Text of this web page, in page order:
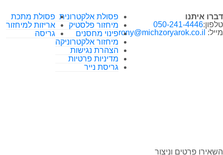
דברו איתנו
טלפון:050-241-4446
מייל: rony@michzoryarok.co.il
פסולת אלקטרונית
מיחזור פלסטיק
פינוי מחסנים
מיחזור אלקטרוניקה
הצהרת נגישות
מדיניות פרטיות
גריסת נייר
פסולת מתכת
אריזות למיחזור
גריסה
השאירו פרטים וניצור